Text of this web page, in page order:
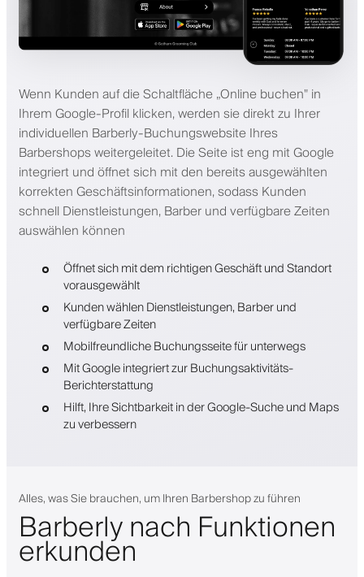
Wenn Kunden auf die Schaltfläche „Online buchen" in
Ihrem Google-Profil klicken, werden sie direkt zu Ihrer
individuellen Barberly-Buchungswebsite Ihres
Barbershops weitergeleitet. Die Seite ist eng mit Google
integriert und öffnet sich mit den bereits ausgewählten
korrekten Geschäftsinformationen, sodass Kunden
schnell Dienstleistungen, Barber und verfügbare Zeiten
auswählen können
Öffnet sich mit dem richtigen Geschäft und Standort
vorausgewählt
Kunden wählen Dienstleistungen, Barber und
verfügbare Zeiten
Mobilfreundliche Buchungsseite für unterwegs
Mit Google integriert zur Buchungsaktivitäts-
Berichterstattung
Hilft, Ihre Sichtbarkeit in der Google-Suche und Maps
zu verbessern
Alles, was Sie brauchen, um Ihren Barbershop zu führen
Barberly nach Funktionen
erkunden